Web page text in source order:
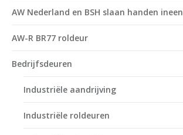
AW Nederland en BSH slaan handen ineen
AW-R BR77 roldeur
Bedrijfsdeuren
Industriële aandrijving
Industriële roldeuren